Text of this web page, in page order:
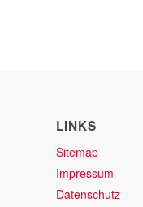
LINKS
Sitemap
Impressum
Datenschutz